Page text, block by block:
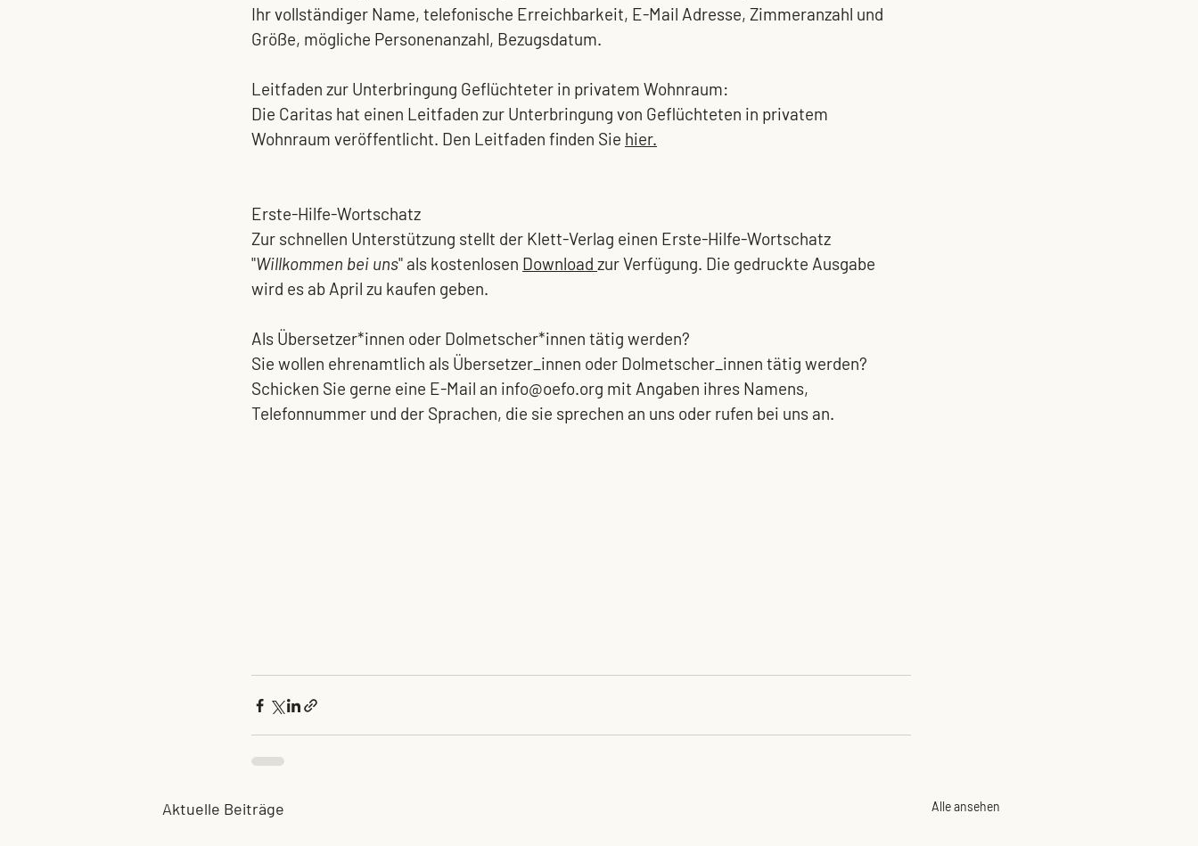
Ihr vollständiger Name, telefonische Erreichbarkeit, E-Mail Adresse, Zimmeranzahl und
Größe, mögliche Personenanzahl, Bezugsdatum.
Leitfaden zur Unterbringung Geflüchteter in privatem Wohnraum:
Die Caritas hat einen Leitfaden zur Unterbringung von Geflüchteten in privatem
Wohnraum veröffentlicht. Den Leitfaden finden Sie hier.
Erste-Hilfe-Wortschatz
Zur schnellen Unterstützung stellt der Klett-Verlag einen Erste-Hilfe-Wortschatz
"Willkommen bei uns" als kostenlosen Download zur Verfügung. Die gedruckte Ausgabe
wird es ab April zu kaufen geben.
Als Übersetzer*innen oder Dolmetscher*innen tätig werden?
Sie wollen ehrenamtlich als Übersetzer_innen oder Dolmetscher_innen tätig werden?
Schicken Sie gerne eine E-Mail an info@oefo.org mit Angaben ihres Namens,
Telefonnummer und der Sprachen, die sie sprechen an uns oder rufen bei uns an.
Aktuelle Beiträge Alle ansehen